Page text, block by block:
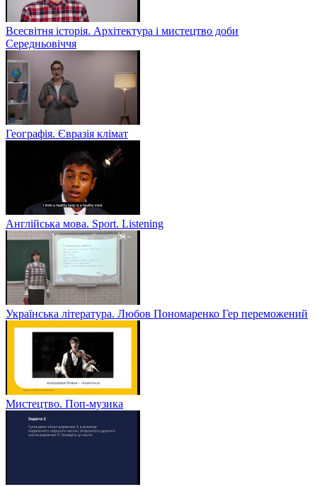
Всесвітня історія. Архітектура і мистецтво доби
Середньовіччя
Географія. Євразія клімат
Англійська мова. Sport. Listening
Українська література. Любов Пономаренко Гер переможений
Мистецтво. Поп-музика